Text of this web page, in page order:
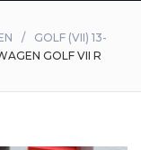
GOLF (VII) 13-
GOLF VII R